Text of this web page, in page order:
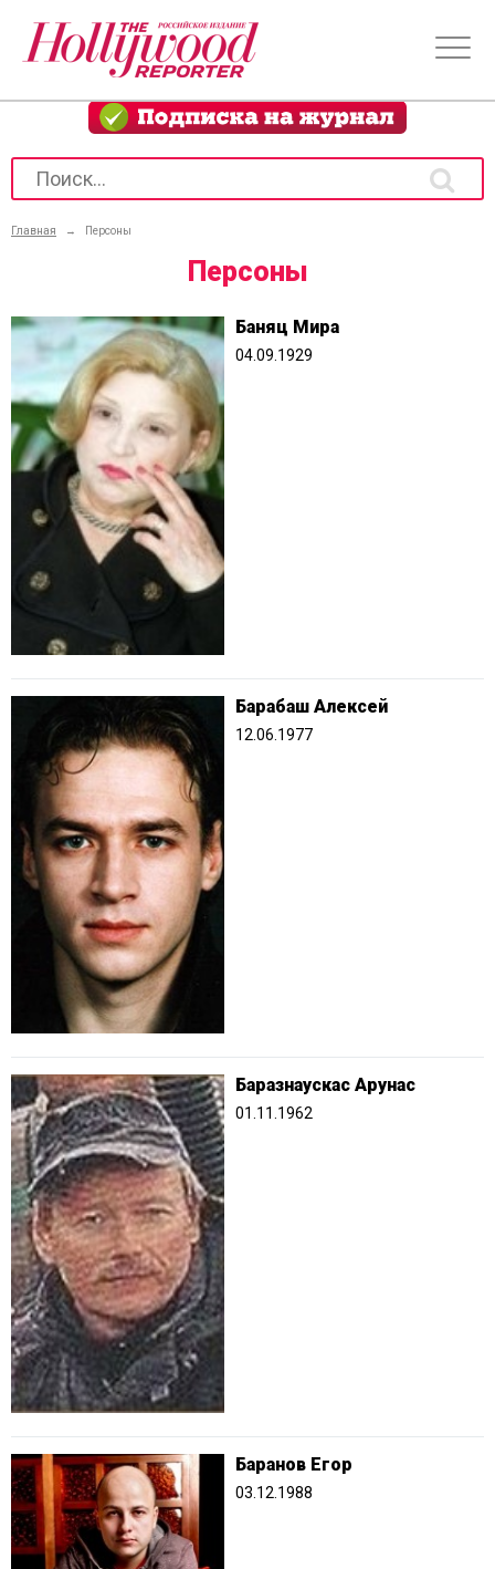
Главная → Персоны
Персоны
Баняц Мира
04.09.1929
Барабаш Алексей
12.06.1977
Баразнаускас Арунас
01.11.1962
Баранов Егор
03.12.1988